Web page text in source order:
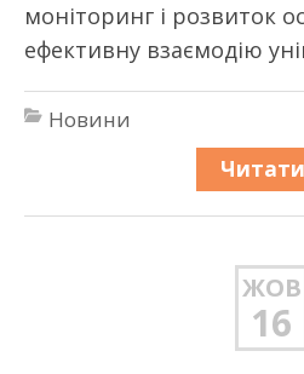
моніторинг і розвиток
ефективну взаємодію
Новини
ЖОВ
16